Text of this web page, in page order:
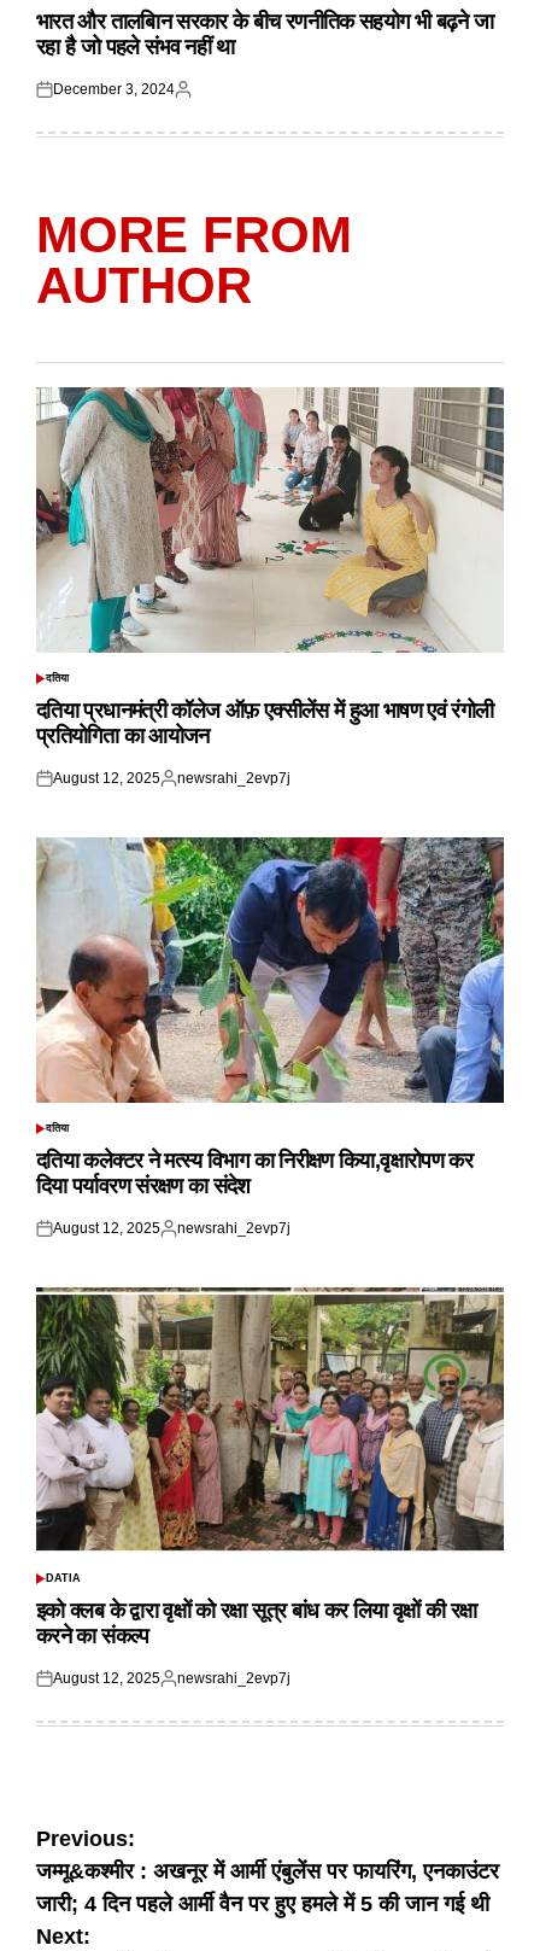
भारत और तालबिान सरकार के बीच रणनीतिक सहयोग भी बढ़ने जा
रहा है जो पहले संभव नहीं था
Posted
December 3, 2024
Posted
MORE FROM
AUTHOR
POSTED
दतिया
दतिया प्रधानमंत्री कॉलेज ऑफ़ एक्सीलेंस में हुआ भाषण एवं रंगोली
प्रतियोगिता का आयोजन
Posted
August 12, 2025
Posted
newsrahi_2evp7j
POSTED
दतिया
दतिया कलेक्टर ने मत्स्य विभाग का निरीक्षण किया,वृक्षारोपण कर
दिया पर्यावरण संरक्षण का संदेश
Posted
August 12, 2025
Posted
newsrahi_2evp7j
POSTED
DATIA
इको क्लब के द्वारा वृक्षों को रक्षा सूत्र बांध कर लिया वृक्षों की रक्षा
करने का संकल्प
Posted
August 12, 2025
Posted
newsrahi_2evp7j
Post
navigation
Previous:
जम्मू&कश्मीर : अखनूर में आर्मी एंबुलेंस पर फायरिंग, एनकाउंटर
जारी; 4 दिन पहले आर्मी वैन पर हुए हमले में 5 की जान गई थी
Next: